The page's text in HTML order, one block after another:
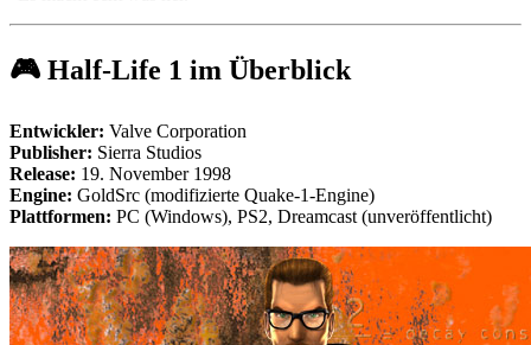
🎮 Half-Life 1 im Überblick
Entwickler: Valve Corporation
Publisher: Sierra Studios
Release: 19. November 1998
Engine: GoldSrc (modifizierte Quake-1-Engine)
Plattformen: PC (Windows), PS2, Dreamcast (unveröffentlicht)